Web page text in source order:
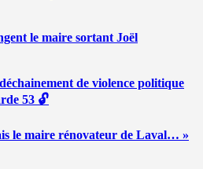
le maire sortant Joël
de violence politique
53 🔓
le maire rénovateur de Laval… »